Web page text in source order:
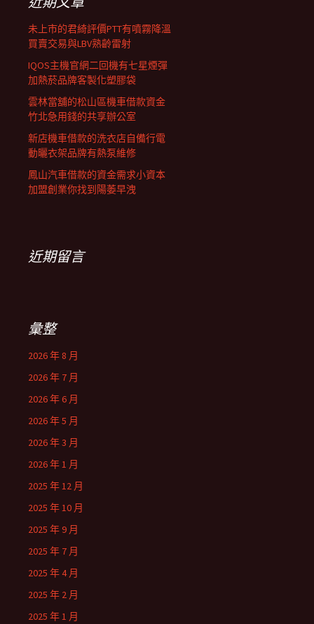
未上市的君綺評價PTT有噴霧降溫
買賣交易與LBV熟齡雷射
IQOS主機官網二回機有七星煙彈
加熱菸品牌客製化塑膠袋
雲林當舖的松山區機車借款資金
竹北急用錢的共享辦公室
新店機車借款的洗衣店自備行電
動曬衣架品牌有熱泵維修
鳳山汽車借款的資金需求小資本
加盟創業你找到陽萎早洩
近期留言
彙整
2026 年 8 月
2026 年 7 月
2026 年 6 月
2026 年 5 月
2026 年 3 月
2026 年 1 月
2025 年 12 月
2025 年 10 月
2025 年 9 月
2025 年 7 月
2025 年 4 月
2025 年 2 月
2025 年 1 月